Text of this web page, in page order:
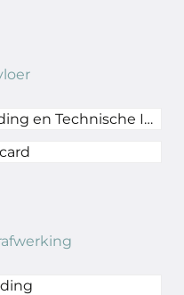
Basebeton Grit - Handleiding en Technische Informatieblad